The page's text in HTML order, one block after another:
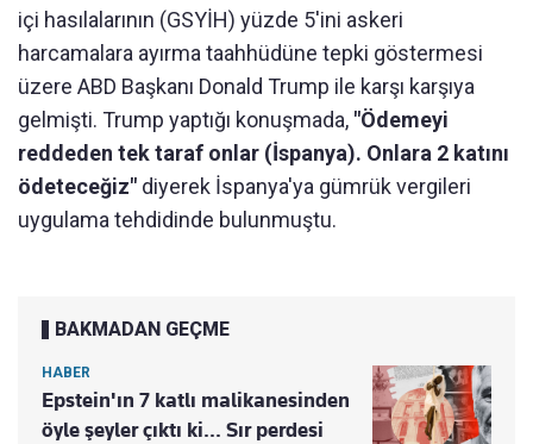
içi hasılalarının (GSYİH) yüzde 5'ini askeri
harcamalara ayırma taahhüdüne tepki göstermesi
üzere ABD Başkanı Donald Trump ile karşı karşıya
gelmişti. Trump yaptığı konuşmada, "Ödemeyi
reddeden tek taraf onlar (İspanya). Onlara 2 katını
ödeteceğiz" diyerek İspanya'ya gümrük vergileri
uygulama tehdidinde bulunmuştu.
BAKMADAN GEÇME
HABER
Epstein'ın 7 katlı malikanesinden
öyle şeyler çıktı ki... Sır perdesi